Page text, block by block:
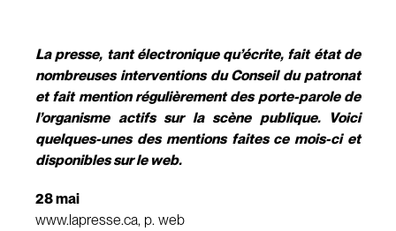
La presse, tant électronique qu’écrite, fait état de
nombreuses interventions du Conseil du patronat
et fait mention régulièrement des porte-parole de
l’organisme actifs sur la scène publique. Voici
quelques-unes des mentions faites ce mois-ci et
disponibles sur le web.
28 mai
www.lapresse.ca, p. web